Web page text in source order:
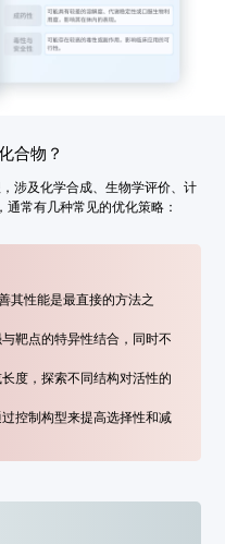
合物？
涉及化学合成、生物学评价、计
常有几种常见的优化策略：
其性能是最直接的方法之
靶点的特异性结合，同时不
度，探索不同结构对活性的
控制构型来提高选择性和减